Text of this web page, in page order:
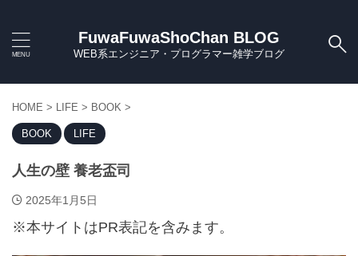
FuwaFuwaShoChan BLOG
WEB系エンジニア・プログラマー雑学ブログ
HOME > LIFE > BOOK >
BOOK LIFE
人生の壁 養老盃司
2025年1月5日
※本サイトはPR表記を含みます。